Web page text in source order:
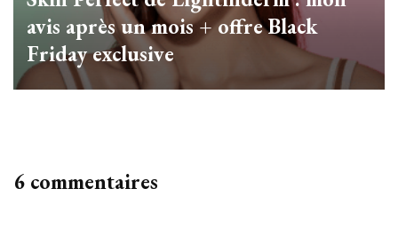
avis après un mois + offre Black
Friday exclusive
6 commentaires